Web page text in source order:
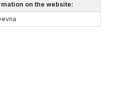
on the website: